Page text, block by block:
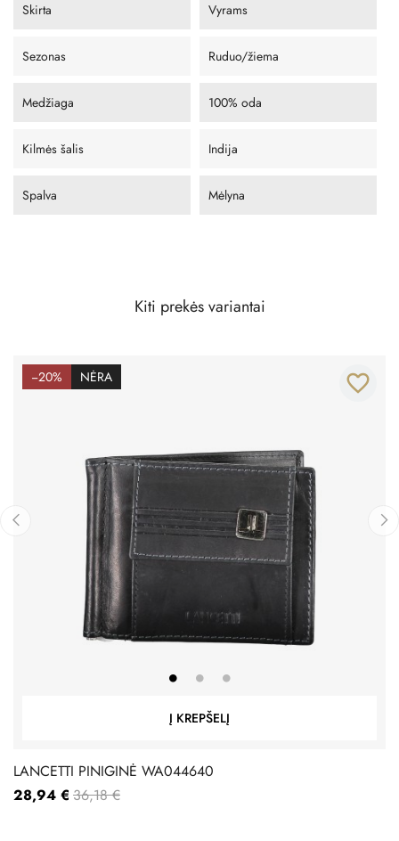
Skirta Vyrams
Sezonas Ruduo/žiema
Medžiaga 100% oda
Kilmės šalis Indija
Spalva Mėlyna
Kiti prekės variantai
−20% NĖRA
Į KREPŠELĮ
favorite_border
LANCETTI PINIGINĖ WA044640
28,94 € 36,18 €